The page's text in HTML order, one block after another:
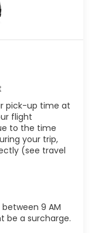
pick-up time at
flight
to the time
your trip,
(see travel
9 AM
be a surcharge.